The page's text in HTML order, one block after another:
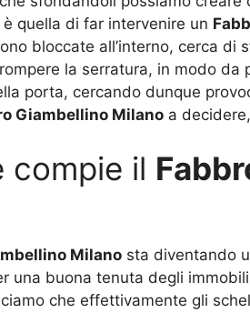
quella di far intervenire un
bloccate all’interno, cerca
la serratura, in modo
porta, cercando dunque
Giambellino Milano a
compie il
Milano sta diventando
una buona tenuta degli
che effettivamente gli